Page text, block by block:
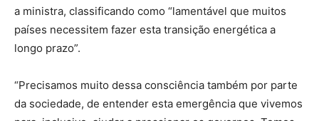
a ministra, classificando como “lamentável que muitos
países necessitem fazer esta transição energética a
longo prazo”.
“Precisamos muito dessa consciência também por parte
da sociedade, de entender esta emergência que vivemos